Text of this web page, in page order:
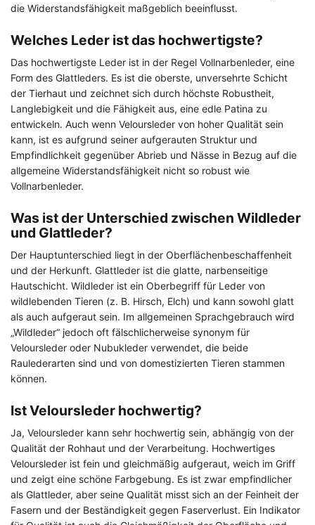
die Widerstandsfähigkeit maßgeblich beeinflusst.
Welches Leder ist das hochwertigste?
Das hochwertigste Leder ist in der Regel Vollnarbenleder, eine
Form des Glattleders. Es ist die oberste, unversehrte Schicht
der Tierhaut und zeichnet sich durch höchste Robustheit,
Langlebigkeit und die Fähigkeit aus, eine edle Patina zu
entwickeln. Auch wenn Veloursleder von hoher Qualität sein
kann, ist es aufgrund seiner aufgerauten Struktur und
Empfindlichkeit gegenüber Abrieb und Nässe in Bezug auf die
allgemeine Widerstandsfähigkeit nicht so robust wie
Vollnarbenleder.
Was ist der Unterschied zwischen Wildleder
und Glattleder?
Der Hauptunterschied liegt in der Oberflächenbeschaffenheit
und der Herkunft. Glattleder ist die glatte, narbenseitige
Hautschicht. Wildleder ist ein Oberbegriff für Leder von
wildlebenden Tieren (z. B. Hirsch, Elch) und kann sowohl glatt
als auch aufgeraut sein. Im allgemeinen Sprachgebrauch wird
„Wildleder“ jedoch oft fälschlicherweise synonym für
Veloursleder oder Nubukleder verwendet, die beide
Raulederarten sind und von domestizierten Tieren stammen
können.
Ist Veloursleder hochwertig?
Ja, Veloursleder kann sehr hochwertig sein, abhängig von der
Qualität der Rohhaut und der Verarbeitung. Hochwertiges
Veloursleder ist fein und gleichmäßig aufgeraut, weich im Griff
und zeigt eine schöne Farbgebung. Es ist zwar empfindlicher
als Glattleder, aber seine Qualität misst sich an der Feinheit der
Fasern und der Beständigkeit gegen Faserverlust. Ein Indikator